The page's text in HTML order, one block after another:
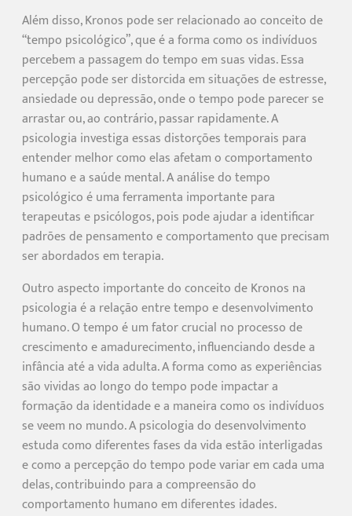
Além disso, Kronos pode ser relacionado ao conceito de
“tempo psicológico”, que é a forma como os indivíduos
percebem a passagem do tempo em suas vidas. Essa
percepção pode ser distorcida em situações de estresse,
ansiedade ou depressão, onde o tempo pode parecer se
arrastar ou, ao contrário, passar rapidamente. A
psicologia investiga essas distorções temporais para
entender melhor como elas afetam o comportamento
humano e a saúde mental. A análise do tempo
psicológico é uma ferramenta importante para
terapeutas e psicólogos, pois pode ajudar a identificar
padrões de pensamento e comportamento que precisam
ser abordados em terapia.
Outro aspecto importante do conceito de Kronos na
psicologia é a relação entre tempo e desenvolvimento
humano. O tempo é um fator crucial no processo de
crescimento e amadurecimento, influenciando desde a
infância até a vida adulta. A forma como as experiências
são vividas ao longo do tempo pode impactar a
formação da identidade e a maneira como os indivíduos
se veem no mundo. A psicologia do desenvolvimento
estuda como diferentes fases da vida estão interligadas
e como a percepção do tempo pode variar em cada uma
delas, contribuindo para a compreensão do
comportamento humano em diferentes idades.